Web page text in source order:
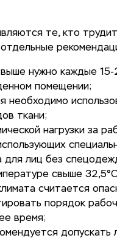
те, кто
нужно каждые 15-
помещении;
необходимо
ткани;
нагрузки за
для лиц без
свыше
считается
порядок
время;
допускать